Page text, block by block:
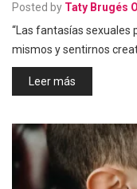
Posted by Taty Brugés
“Las fantasías sexuales
mismos y sentirnos
Leer más